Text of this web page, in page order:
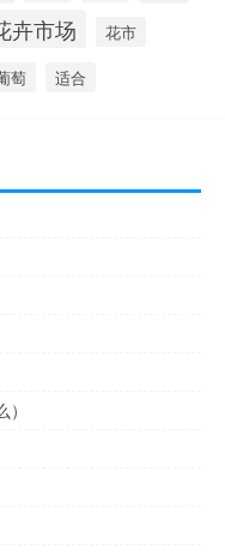
卉市场 花市
萄 适合